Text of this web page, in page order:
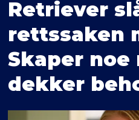
Retriever
retts­saken
Skaper noe
dekker